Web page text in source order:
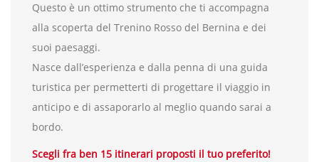
Questo è un ottimo strumento che ti accompagna
alla scoperta del Trenino Rosso del Bernina e dei
suoi paesaggi.
Nasce dall’esperienza e dalla penna di una guida
turistica per permetterti di progettare il viaggio in
anticipo e di assaporarlo al meglio quando sarai a
bordo.
Scegli fra ben 15 itinerari proposti il tuo preferito!